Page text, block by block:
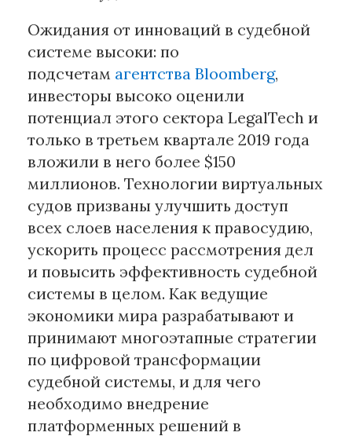
Материалы партнеров
Онлайн патент
Цифровой Сарафан
Смотрите нас в соцсетях и мессенджерах
Ожидания от инноваций в судебной
системе высоки: по
подсчетам агентства Bloomberg,
инвесторы высоко оценили
потенциал этого сектора LegalTech и
только в третьем квартале 2019 года
вложили в него более $150
миллионов. Технологии виртуальных
судов призваны улучшить доступ
всех слоев населения к правосудию,
ускорить процесс рассмотрения дел
и повысить эффективность судебной
системы в целом. Как ведущие
экономики мира разрабатывают и
принимают многоэтапные стратегии
по цифровой трансформации
судебной системы, и для чего
необходимо внедрение
платформенных решений в